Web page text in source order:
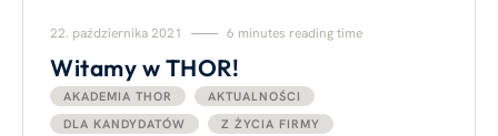
22. października 2021 6 minutes reading time
Witamy w THOR!
AKADEMIA THOR
AKTUALNOŚCI
DLA KANDYDATÓW
Z ŻYCIA FIRMY